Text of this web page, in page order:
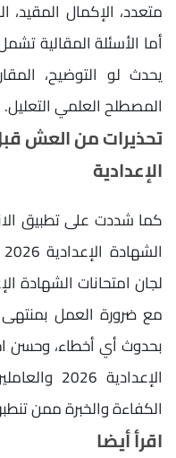
متعدد، الإكمال المقيد،
أما الأسئلة المقالية
يحدث لو التوضيح،
المصطلح العلمي التعليل.
تحذيرات من العش
الإعدادية
كما شددت على تطبيق
مع ضرورة العمل
بحدوث أي أخطاء، وحسن
الكفاءة والخبرة ممن
اقرأ أيضا